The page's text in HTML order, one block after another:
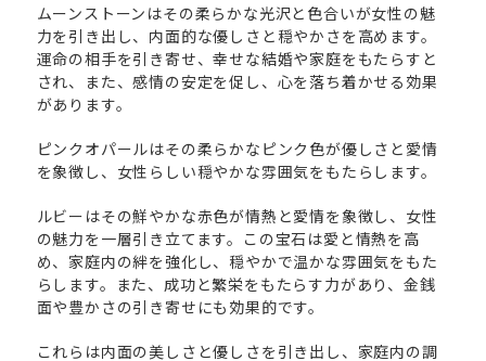
ムーンストーンはその柔らかな光沢と色合いが女性の魅
力を引き出し、内面的な優しさと穏やかさを高めます。
運命の相手を引き寄せ、幸せな結婚や家庭をもたらすと
され、また、感情の安定を促し、心を落ち着かせる効果
があります。
ピンクオパールはその柔らかなピンク色が優しさと愛情
を象徴し、女性らしい穏やかな雰囲気をもたらします。
ルビーはその鮮やかな赤色が情熱と愛情を象徴し、女性
の魅力を一層引き立てます。この宝石は愛と情熱を高
め、家庭内の絆を強化し、穏やかで温かな雰囲気をもた
らします。また、成功と繁栄をもたらす力があり、金銭
面や豊かさの引き寄せにも効果的です。
これらは内面の美しさと優しさを引き出し、家庭内の調